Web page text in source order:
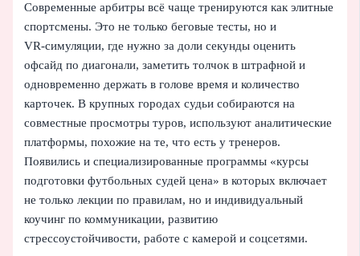
Современные арбитры всё чаще тренируются как элитные
спортсмены. Это не только беговые тесты, но и
VR‑симуляции, где нужно за доли секунды оценить
офсайд по диагонали, заметить толчок в штрафной и
одновременно держать в голове время и количество
карточек. В крупных городах судьи собираются на
совместные просмотры туров, используют аналитические
платформы, похожие на те, что есть у тренеров.
Появились и специализированные программы «курсы
подготовки футбольных судей цена» в которых включает
не только лекции по правилам, но и индивидуальный
коучинг по коммуникации, развитию
стрессоустойчивости, работе с камерой и соцсетями.